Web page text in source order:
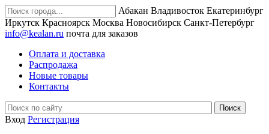
Абакан Владивосток Екатеринбург
Иркутск Красноярск Москва Новосибирск Санкт-Петербург
info@kealan.ru почта для заказов
Оплата и доставка
Распродажа
Новые товары
Контакты
Вход Регистрация